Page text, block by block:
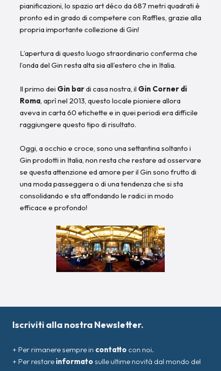
pianificazioni, lo spazio art déco da 687 metri quadrati è
pronto ed in grado di competere con Raffles, grazie alla
propria importante collezione di Gin!
L’apertura di questo luogo straordinario conferma che
l’onda del Gin resta alta sia all’estero che in Italia.
Il primo dei Gin bardi casa nostra, il Gin Corner di
Roma, aprì nel 2013, questo locale pioniere allora
aveva in carta 60 etichette e in quei periodi era difficile
raggiungere questo tipo di risultato.
Oggi, a occhio e croce, sono una settantina soltanto i
Gin prodotti in Italia, non resta che restare ad osservare
se questa attenzione ed amore per il Gin sono frutto di
una moda passeggera o di una tendenza che si sta
consolidando e sta affondando le radici in modo
efficace e profondo!
Iscriviti alla nostra Newsletter.
+ Per rimanere sempre in contatto con noi.
+ Per restare informato sulle ultime novità dal mondo del